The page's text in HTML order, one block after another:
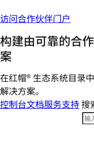
访问合作伙伴门户
构建由可靠的合
案
在红帽® 生态系统目录
解决方案。
控制台文档服务支持搜